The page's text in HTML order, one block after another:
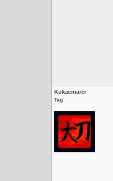
Kukacmarci
Tag